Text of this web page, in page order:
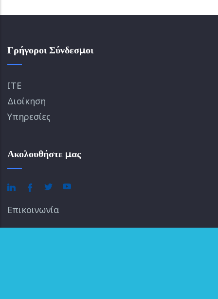
Γρήγοροι Σύνδεσμοι
ΙΤΕ
Διοίκηση
Υπηρεσίες
Ακολουθήστε μας
Επικοινωνία